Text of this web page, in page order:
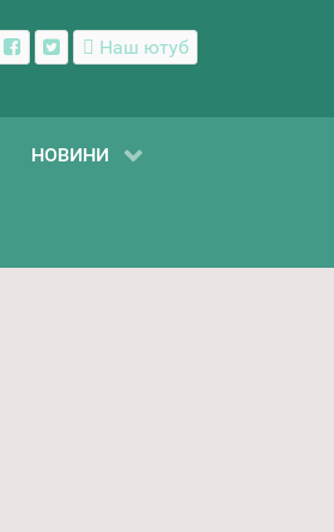
Наш ютуб
НОВИНИ